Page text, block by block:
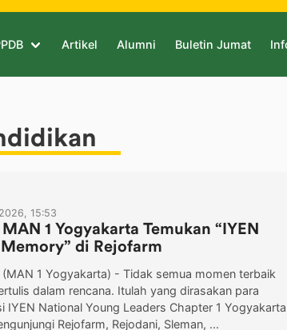
Artikel Alumni Buletin Jumat
15:53
1 Yogyakarta Temukan “IYEN
di Rejofarm
(MAN 1 Yogyakarta) - Tidak semua momen terbaik
dalam rencana. Itulah yang dirasakan para
IYEN National Young Leaders Chapter 1 Yogyakarta
Rejofarm, Rejodani, Sleman, ...